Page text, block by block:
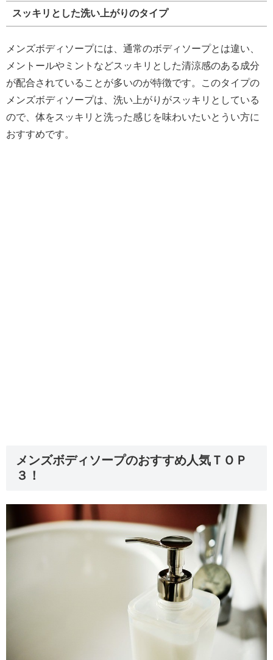
スッキリとした洗い上がりのタイプ
メンズボディソープには、通常のボディソープとは違い、
メントールやミントなどスッキリとした清涼感のある成分
が配合されていることが多いのが特徴です。このタイプの
メンズボディソープは、洗い上がりがスッキリとしている
ので、体をスッキリと洗った感じを味わいたいとうい方に
おすすめです。
メンズボディソープのおすすめ人気ＴＯＰ
３！